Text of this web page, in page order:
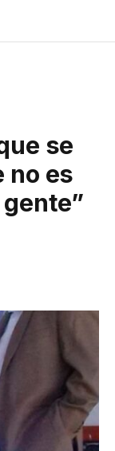
se
no es